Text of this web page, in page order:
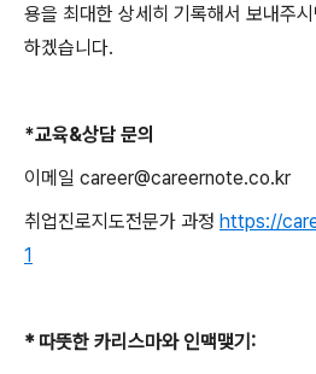
용을 최대한 상세히 기록해서 보내주
하겠습니다.
*교육&상담 문의
이메일 career@careernote.co.kr
취업진로지도전문가 과정 https://
1
* 따뜻한 카리스마와 인맥맺기 :